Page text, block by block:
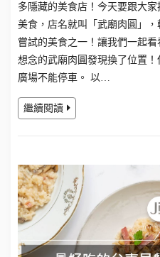
多隱藏的美食店！今天要跟大
美食，店名就叫「武廟肉圓」
嘗試的美食之一！讓我們一起
想念的武廟肉圓發現換了位置
廣場不能停車。 以…
繼續閱讀